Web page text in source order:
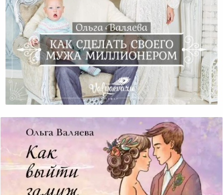
Как Сделать Своего Мужа Миллионером